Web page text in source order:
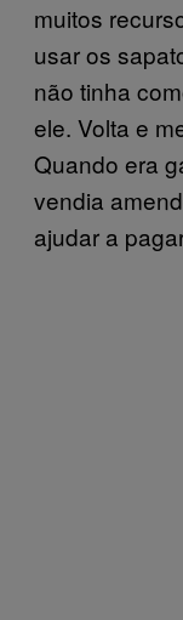
muitos
usar os
não tinha
ele. Volta e
Quando era
vendia
ajudar a